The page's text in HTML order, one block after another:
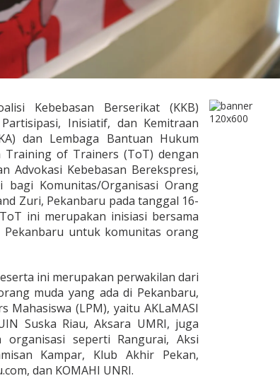
Kebebasan Berserikat (KKB)
Inisiatif, dan Kemitraan
dan Lembaga Bantuan Hukum
Training of Trainers (ToT) dengan
Advokasi Kebebasan Berekspresi,
bagi Komunitas/Organisasi Orang
Zuri, Pekanbaru pada tanggal 16-
ini merupakan inisiasi bersama
Pekanbaru untuk komunitas orang
ini merupakan perwakilan dari
muda yang ada di Pekanbaru,
Mahasiswa (LPM), yaitu AKLaMASI
Suska Riau, Aksara UMRI, juga
organisasi seperti Rangurai, Aksi
Kampar, Klub Akhir Pekan,
dan KOMAHI UNRI.